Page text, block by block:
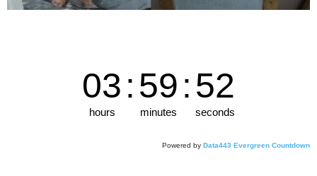
03
hours
:59
minutes
:51
seconds
Powered by Data443 Evergreen Countdown